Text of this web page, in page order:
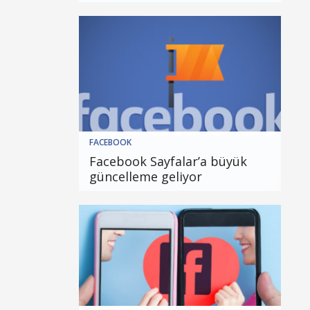
FACEBOOK
Facebook Sayfalar’a büyük
güncelleme geliyor